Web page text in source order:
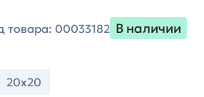
товара: 00033182 В наличии
20х20